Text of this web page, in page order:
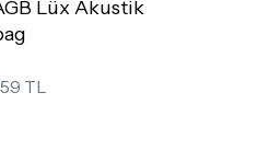
Lüx Akustik
TL